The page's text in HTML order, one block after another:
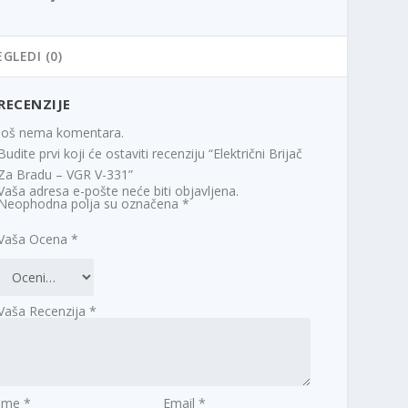
(0)
nema komentara.
prvi koji će ostaviti recenziju “Električni Brijač
Bradu – VGR V-331”
adresa e-pošte neće biti objavljena.
polja su označena*
Ocena*
Recenzija*
* Email*